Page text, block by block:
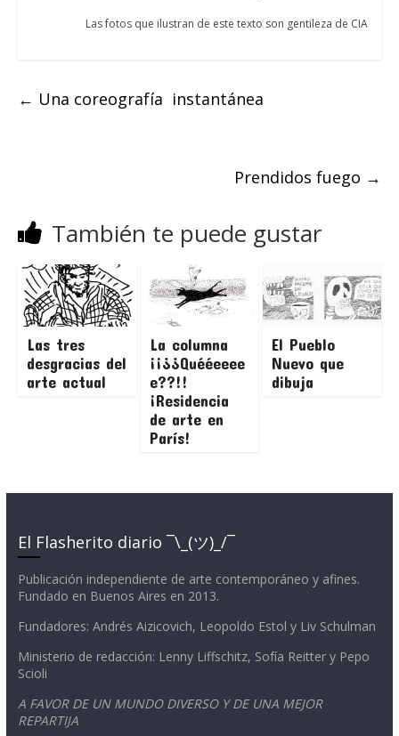
Las fotos que ilustran de estetexto son gentileza de CIA
← Una coreografía instantánea
Prendidos fuego →
También te puede gustar
Las tres
desgracias del
arte actual
La columna
¡¡¿¿Quééeeee
e??!!
¡Residencia
de arte en
París!
El Pueblo
Nuevo que
dibuja
El Flasherito diario ¯\_(ツ)_/¯
Publicación independiente de arte contemporáneo y afines.
Fundado en Buenos Aires en 2013.
Fundadores: Andrés Aizicovich, Leopoldo Estol y Liv Schulman
Ministerio de redacción: Lenny Liffschitz, Sofía Reitter y Pepo
Scioli
A FAVOR DE UN MUNDO DIVERSO Y DE UNA MEJOR
REPARTIJA